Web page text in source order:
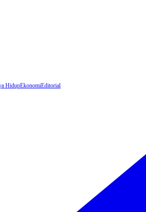
HidupEkonomiEditorial